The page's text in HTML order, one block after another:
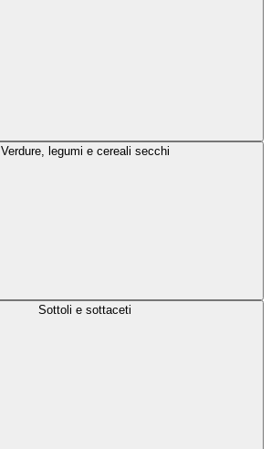
Verdure, legumi e cereali secchi
Sottoli e sottaceti